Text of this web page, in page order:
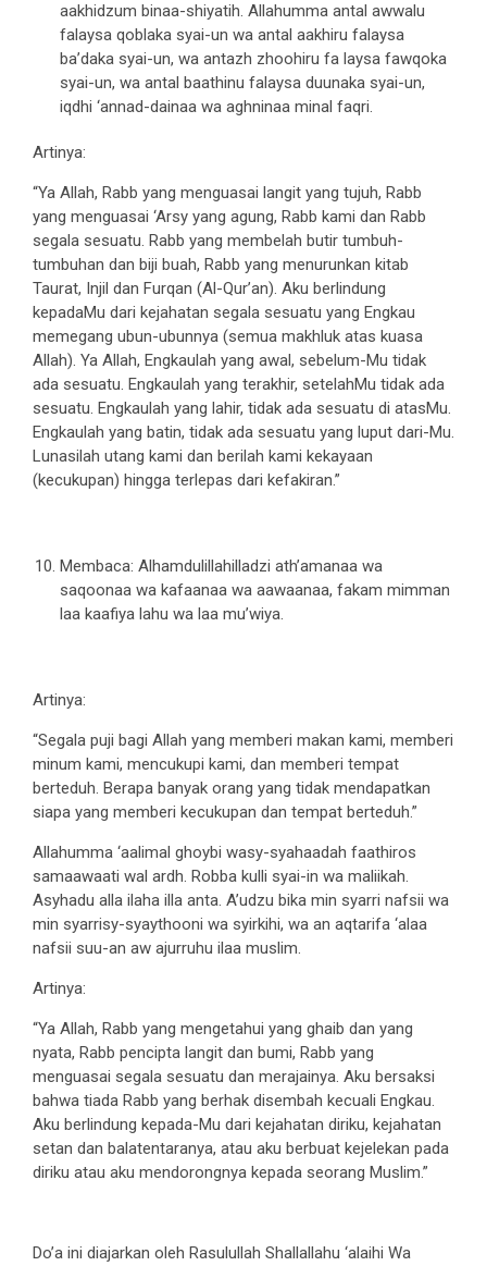
aakhidzum binaa-shiyatih. Allahumma antal awwalu
falaysa qoblaka syai-un wa antal aakhiru falaysa
ba’daka syai-un, wa antazh zhoohiru fa laysa fawqoka
syai-un, wa antal baathinu falaysa duunaka syai-un,
iqdhi ‘annad-dainaa wa aghninaa minal faqri.
Artinya:
“Ya Allah, Rabb yang menguasai langit yang tujuh, Rabb
yang menguasai ‘Arsy yang agung, Rabb kami dan Rabb
segala sesuatu. Rabb yang membelah butir tumbuh-
tumbuhan dan biji buah, Rabb yang menurunkan kitab
Taurat, Injil dan Furqan (Al-Qur’an). Aku berlindung
kepadaMu dari kejahatan segala sesuatu yang Engkau
memegang ubun-ubunnya (semua makhluk atas kuasa
Allah). Ya Allah, Engkaulah yang awal, sebelum-Mu tidak
ada sesuatu. Engkaulah yang terakhir, setelahMu tidak ada
sesuatu. Engkaulah yang lahir, tidak ada sesuatu di atasMu.
Engkaulah yang batin, tidak ada sesuatu yang luput dari-Mu.
Lunasilah utang kami dan berilah kami kekayaan
(kecukupan) hingga terlepas dari kefakiran.”
Membaca: Alhamdulillahilladzi ath’amanaa wa
saqoonaa wa kafaanaa wa aawaanaa, fakam mimman
laa kaafiya lahu wa laa mu’wiya.
Artinya:
“Segala puji bagi Allah yang memberi makan kami, memberi
minum kami, mencukupi kami, dan memberi tempat
berteduh. Berapa banyak orang yang tidak mendapatkan
siapa yang memberi kecukupan dan tempat berteduh.”
Allahumma ‘aalimal ghoybi wasy-syahaadah faathiros
samaawaati wal ardh. Robba kulli syai-in wa maliikah.
Asyhadu alla ilaha illa anta. A’udzu bika min syarri nafsii wa
min syarrisy-syaythooni wa syirkihi, wa an aqtarifa ‘alaa
nafsii suu-an aw ajurruhu ilaa muslim.
Artinya:
“Ya Allah, Rabb yang mengetahui yang ghaib dan yang
nyata, Rabb pencipta langit dan bumi, Rabb yang
menguasai segala sesuatu dan merajainya. Aku bersaksi
bahwa tiada Rabb yang berhak disembah kecuali Engkau.
Aku berlindung kepada-Mu dari kejahatan diriku, kejahatan
setan dan balatentaranya, atau aku berbuat kejelekan pada
diriku atau aku mendorongnya kepada seorang Muslim.”
Do’a ini diajarkan oleh Rasulullah Shallallahu ‘alaihi Wa